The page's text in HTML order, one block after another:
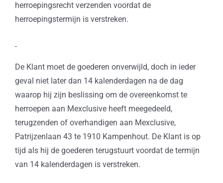
herroepingsrecht verzenden voordat de
herroepingstermijn is verstreken.
De Klant moet de goederen onverwijld, doch in ieder
geval niet later dan 14 kalenderdagen na de dag
waarop hij zijn beslissing om de overeenkomst te
herroepen aan Mexclusive heeft meegedeeld,
terugzenden of overhandigen aan Mexclusive,
Patrijzenlaan 43 te 1910 Kampenhout. De Klant is op
tijd als hij de goederen terugstuurt voordat de termijn
van 14 kalenderdagen is verstreken.